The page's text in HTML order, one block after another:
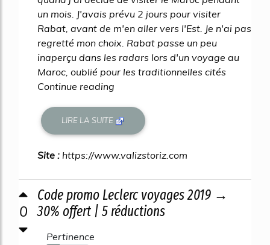
un mois. J'avais prévu 2 jours pour visiter
Rabat, avant de m'en aller vers l'Est. Je n'ai pas
regretté mon choix. Rabat passe un peu
inaperçu dans les radars lors d'un voyage au
Maroc, oublié pour les traditionnelles cités
Continue reading
LIRE LA SUITE
Site : https://www.valizstoriz.com
0
Code promo Leclerc voyages 2019 →
30% offert | 5 réductions
Pertinence